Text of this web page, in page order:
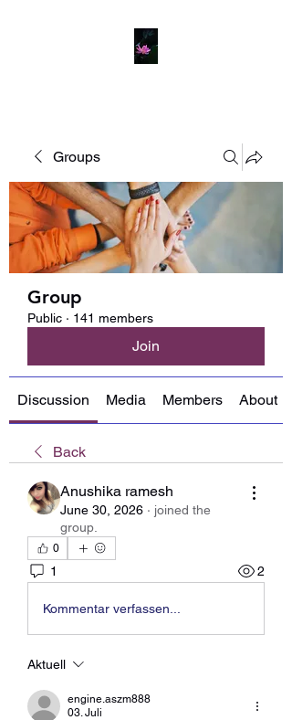
Groups
Group
Public · 141 members
Join
Discussion Media Members About
Back
Anushika ramesh
June 30, 2026 · joined the
group.
0
1 2
Kommentar verfassen...
Aktuell
engine.aszm888
03. Juli